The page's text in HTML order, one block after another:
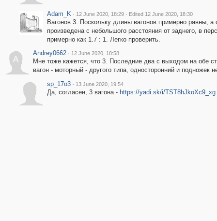
Adam_K · 12 June 2020, 18:29 · Edited 12 June 2020, 18:30
Вагонов 3. Поскольку длины вагонов примерно равны, а
произведена с небольшого расстояния от заднего, в
примерно как 1.7 : 1. Легко проверить.
A
Andrey0662 · 12 June 2020, 18:58
Мне тоже кажется, что 3. Последние два с выходом на обе
вагон - моторный - другого типа, односторонний и подножек
sp_17o3 · 13 June 2020, 19:54
Да, согласен, 3 вагона - https://yadi.sk/i/TST8hJkoXc9_xg